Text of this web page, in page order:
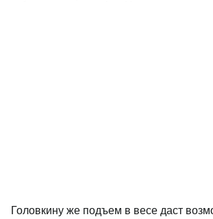
Головкину же подъем в весе даст